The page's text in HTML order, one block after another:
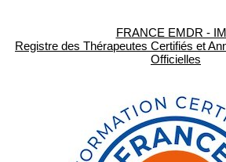
FRANCE EMDR -
Registre des Thérapeutes Certifiés et
Officielles